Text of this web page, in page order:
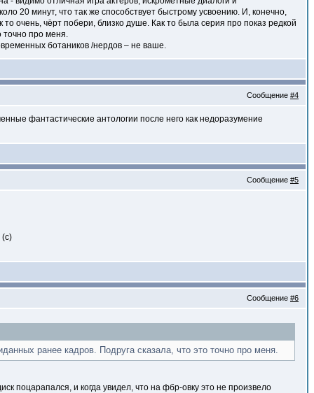
20 минут, что так же способствует быстрому усвоению. И, конечно,
очень, чёрт побери, близко душе. Как то была серия про показ редкой
точно про меня.
ботаников /нердов – не ваше.
Сообщение #4
фантастические антологии после него как недоразумение
Сообщение #5
(с)
Сообщение #6
ранее кадров. Подруга сказала, что это точно про меня.
поцарапался, и когда увидел, что на фбр-овку это не произвело